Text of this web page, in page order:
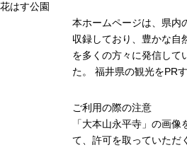
花はす公園
本ホームページは、県内
収録しており、豊かな自
を多くの方々に発信して
た。 福井県の観光をPR
ご利用の際の注意
「大本山永平寺」の画
て、許可を取っていただ